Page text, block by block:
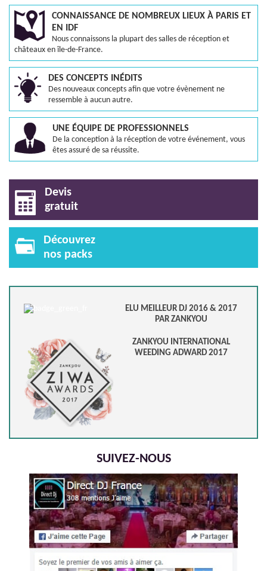
CONNAISSANCE DE NOMBREUX LIEUX À PARIS ET
EN IDF
Nous connaissons la plupart des salles de réception et
châteaux en île-de-France.
DES CONCEPTS INÉDITS
Des nouveaux concepts afin que votre évènement ne
ressemble à aucun autre.
UNE ÉQUIPE DE PROFESSIONNELS
De la conception à la réception de votre événement, vous
êtes assuré de sa réussite.
Devis
gratuit
Découvrez
nos packs
ELU MEILLEUR DJ 2016 & 2017
PAR ZANKYOU
ZANKYOU INTERNATIONAL
WEEDING ADWARD 2017
SUIVEZ-NOUS